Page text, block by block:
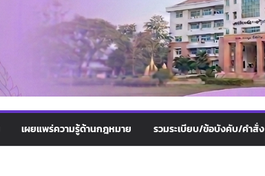
เผยแพร่ความรู้ด้านกฎหมาย รวมระเบียบ/ข้อบังคับ/คำสั่ง